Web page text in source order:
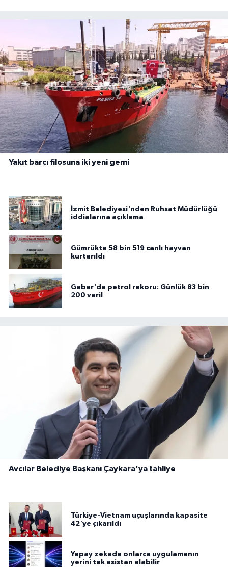
Yakıt barcı filosuna iki yeni gemi
İzmit Belediyesi'nden Ruhsat Müdürlüğü
iddialarına açıklama
Gümrükte 58 bin 519 canlı hayvan
kurtarıldı
Gabar'da petrol rekoru: Günlük 83 bin
200 varil
Avcılar Belediye Başkanı Çaykara'ya tahliye
Türkiye-Vietnam uçuşlarında kapasite
42'ye çıkarıldı
Yapay zekada onlarca uygulamanın
yerini tek asistan alabilir